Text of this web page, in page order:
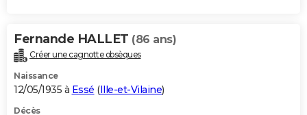
Fernande HALLET (86 ans)
Créer une cagnotte obsèques
Naissance
12/05/1935 à Essé (Ille-et-Vilaine)
Décès